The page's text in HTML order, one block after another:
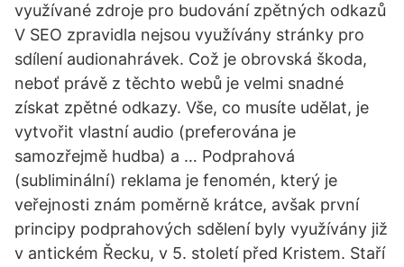
využívané zdroje pro budování zpětných odkazů
V SEO zpravidla nejsou využívány stránky pro
sdílení audionahrávek. Což je obrovská škoda,
neboť právě z těchto webů je velmi snadné
získat zpětné odkazy. Vše, co musíte udělat, je
vytvořit vlastní audio (preferována je
samozřejmě hudba) a … Podprahová
(subliminální) reklama je fenomén, který je
veřejnosti znám poměrně krátce, avšak první
principy podprahových sdělení byly využívány již
v antickém Řecku, v 5. století před Kristem. Staří